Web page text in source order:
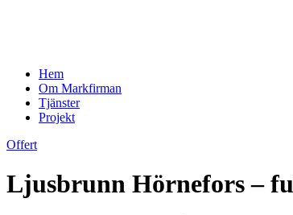
Hem
Om Markfirman
Tjänster
Projekt
Offert
Ljusbrunn Hörnefors –